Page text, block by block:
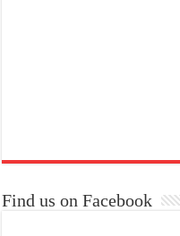
Find us on Facebook